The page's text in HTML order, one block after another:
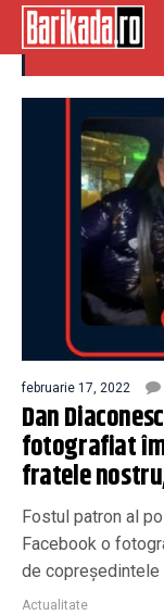
Dan
februarie 17, 2022
Dan
fotografiat
fratele
Fostul patron al
Facebook o
de copreşedintele
Actualitate